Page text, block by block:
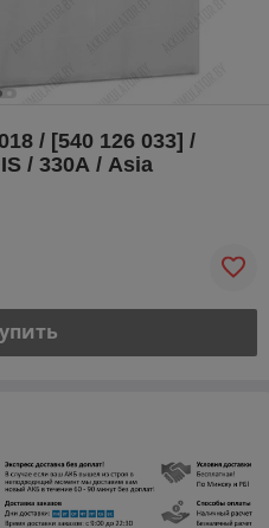
/ [540 126 033] /
/ 330А / Asia